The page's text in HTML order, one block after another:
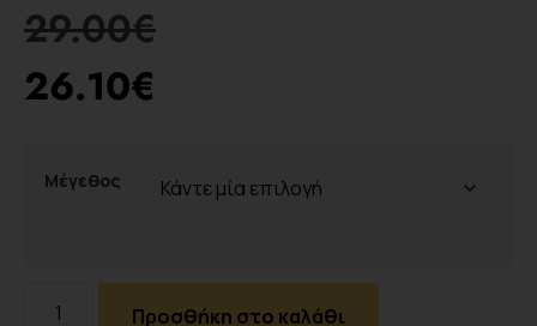
29.00€
26.10€
Μέγεθος
Προσθήκη στο καλάθι